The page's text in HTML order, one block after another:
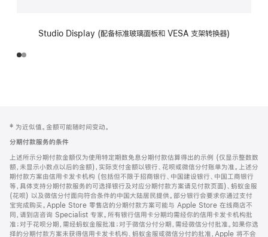
Studio Display (配备标准玻璃面板和 VESA 支架转换器)
页
页
脚
注
‡ 为近似值。金额可能随时间变动。
分期付款服务的条件
上述所示分期付款金额仅为使用特定期数免息分期付款估算得出的示例 (仅显示整数数
额，未显示小数点以后的金额)，实际支付金额以银行、花呗或微信分付账单为准。上述分
期付款方案由信用卡发卡机构 (包括但不限于招商银行、中国建设银行、中国工商银行
等，具体支持分期付款服务的可选择银行及对应分期付款方案请见付款页面)、蚂蚁金服
(花呗) 以及微信分付面向符合条件的中国大陆居民提供。部分银行会要求你通过支付
宝完成购买。Apple Store 零售店的分期付款方案可能与 Apple Store 在线商店不
同，请到店咨询 Specialist 专家。所有银行信用卡分期均需经你的信用卡发卡机构批
准；对于花呗分期，需经蚂蚁金服批准；对于微信分付分期，需经微信分付批准。如果你选
择的分期付款方案未获得信用卡发卡机构、蚂蚁金服或微信分付的批准，Apple 将不会